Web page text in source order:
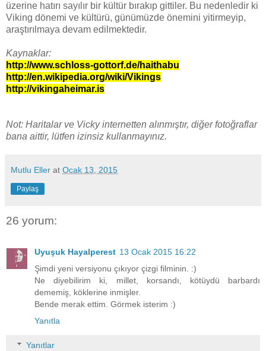
üzerine hatırı sayılır bir kültür bırakıp gittiler. Bu nedenledir ki
Viking dönemi ve kültürü, günümüzde önemini yitirmeyip,
araştırılmaya devam edilmektedir.
Kaynaklar:
http://www.schloss-gottorf.de/haithabu
http://en.wikipedia.org/wiki/Vikings
http://vikingaheimar.is
Not: Haritalar ve Vicky internetten alınmıştır, diğer fotoğraflar
bana aittir, lütfen izinsiz kullanmayınız.
Mutlu Eller at Ocak 13, 2015
Paylaş
26 yorum:
Uyuşuk Hayalperest 13 Ocak 2015 16:22
Şimdi yeni versiyonu çıkıyor çizgi filminin. :)
Ne diyebilirim ki, millet, korsandı, kötüydü barbardı
dememiş, köklerine inmişler.
Bende merak ettim. Görmek isterim :)
Yanıtla
Yanıtlar